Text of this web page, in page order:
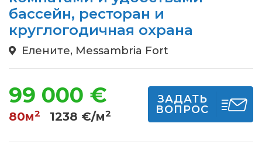
бассейн, ресторан и
круглогодичная охрана
Елените, Messambria Fort
99 000 €
80м2 1238 €/м2
ЗАДАТЬ
ВОПРОС